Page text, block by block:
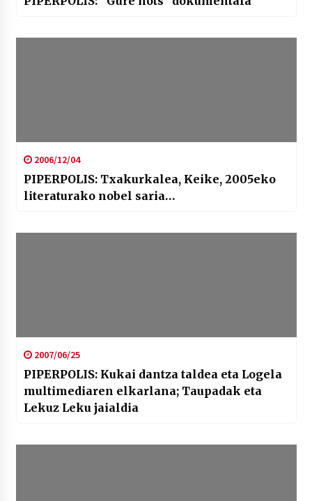
2006/12/04
PIPERPOLIS: Txakurkalea, Keike, 2005eko
literaturako nobel saria…
2007/06/25
PIPERPOLIS: Kukai dantza taldea eta Logela
multimediaren elkarlana; Taupadak eta
Lekuz Leku jaialdia